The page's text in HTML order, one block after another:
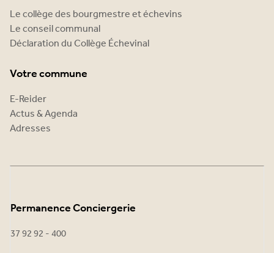
Le collège des bourgmestre et échevins
Le conseil communal
Déclaration du Collège Échevinal
Votre commune
E-Reider
Actus & Agenda
Adresses
Permanence Conciergerie
37 92 92 - 400